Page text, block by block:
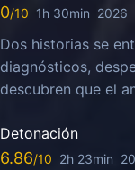
0 1h 30min 2026
Dos historias se
diagnósticos,
descubren que el
Detonación
6.86 2h 23min